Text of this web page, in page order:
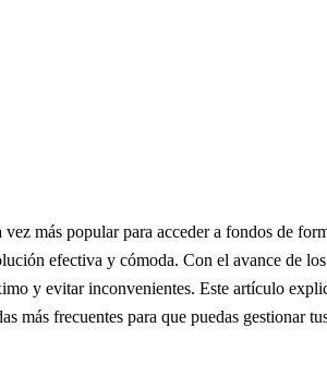
más popular para acceder a fondos de
efectiva y cómoda. Con el avance de
y evitar inconvenientes. Este artículo
más frecuentes para que puedas gestionar